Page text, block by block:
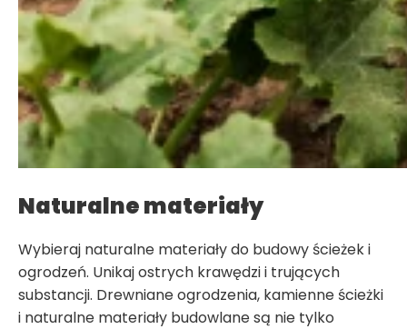
Naturalne materiały
Wybieraj naturalne materiały do budowy ścieżek i
ogrodzeń. Unikaj ostrych krawędzi i trujących
substancji. Drewniane ogrodzenia, kamienne ścieżki
i naturalne materiały budowlane są nie tylko